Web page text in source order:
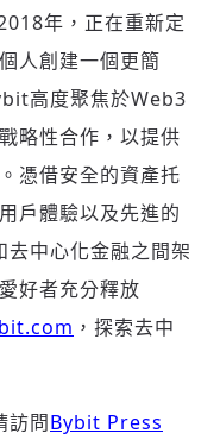
年，正在重新定
人創建一個更簡
高度聚焦於Web3
略性合作，以提供
憑借安全的資產托
戶體驗以及先進的
中心化金融之間架
好者充分釋放
，探索去中
訪問Bybit Press